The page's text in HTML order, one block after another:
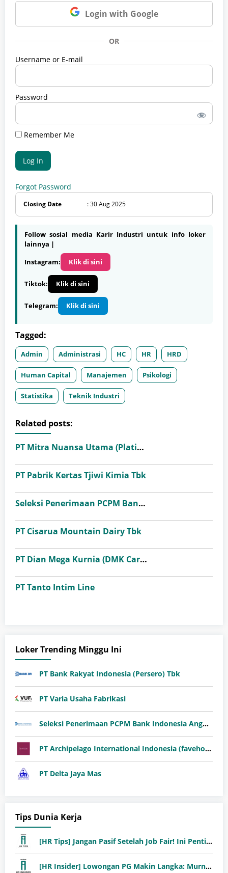
Login with Google
OR
Username or E-mail
Password
Remember Me
Forgot Password
Closing Date : 30 Aug 2025
Follow sosial media Karir Industri untuk info loker
lainnya |
Instagram:
Klik di sini
Tiktok: Klik di sini
Telegram: Klik di sini
Tagged:
Admin Administrasi HC HR HRD
Human Capital Manajemen Psikologi
Statistika Teknik Industri
Related posts:
PT Mitra Nuansa Utama (Platinum Ceramics Group)
PT Pabrik Kertas Tjiwi Kimia Tbk
Seleksi Penerimaan PCPM Bank Indonesia Angkatan 41
PT Cisarua Mountain Dairy Tbk
PT Dian Mega Kurnia (DMK Cargo)
PT Tanto Intim Line
Loker Trending Minggu Ini
PT Bank Rakyat Indonesia (Persero) Tbk
PT Varia Usaha Fabrikasi
Seleksi Penerimaan PCPM Bank Indonesia Angkatan 41
PT Archipelago International Indonesia (favehotels)
PT Delta Jaya Mas
Tips Dunia Kerja
[HR Tips] Jangan Pasif Setelah Job Fair! Ini Pentingnya Follow-Up Setelah Job Fair
[HR Insider] Lowongan PG Makin Langka: Murni Seleksi atau Jalur Orang Dalam?